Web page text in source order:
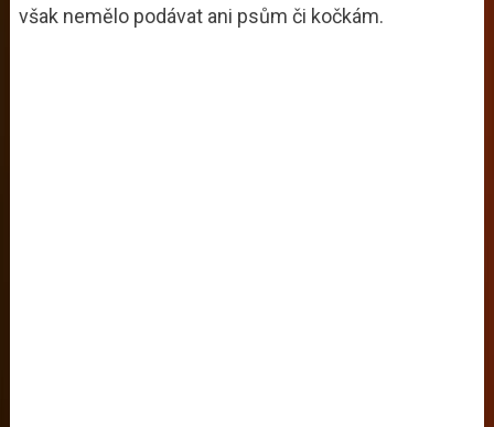
však nemělo podávat ani psům či kočkám.